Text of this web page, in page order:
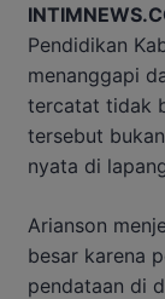
Pendidikan
menanggapi
tercatat tidak
tersebut
nyata di
Arianson
besar karena
pendataan di